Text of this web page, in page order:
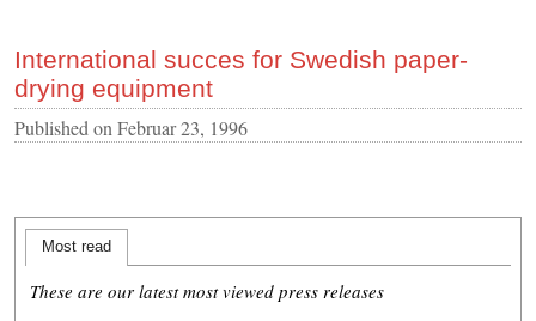
International succes for Swedish paper-
drying equipment
Published on Februar 23, 1996
Most read
These are our latest most viewed press releases